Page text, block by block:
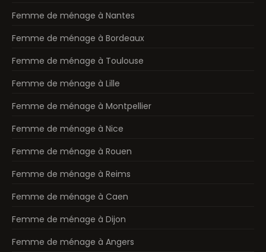
Femme de ménage à Nantes
Femme de ménage à Bordeaux
Femme de ménage à Toulouse
Femme de ménage à Lille
Femme de ménage à Montpellier
Femme de ménage à Nice
Femme de ménage à Rouen
Femme de ménage à Reims
Femme de ménage à Caen
Femme de ménage à Dijon
Femme de ménage à Angers